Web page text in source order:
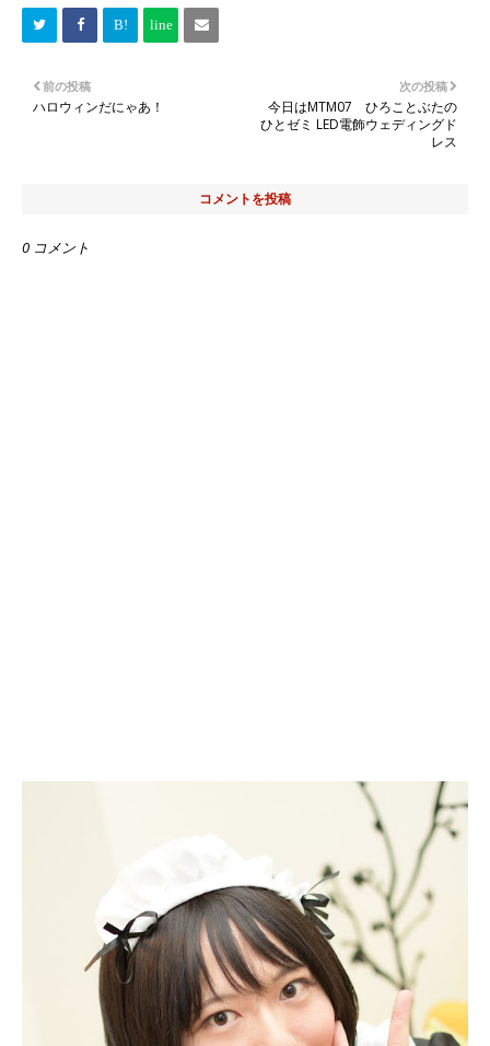
次の投稿
今日はMTM07 ひろことぶたの
ひとゼミ LED電飾ウェディングド
レス
前の投稿
ハロウィンだにゃあ！
コメントを投稿
0 コメント